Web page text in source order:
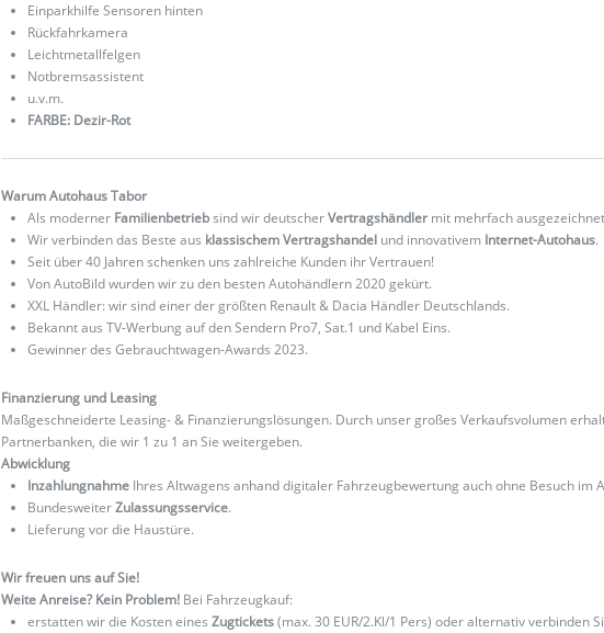
Einparkhilfe Sensoren hinten
Rückfahrkamera
Leichtmetallfelgen
Notbremsassistent
u.v.m.
FARBE: Dezir-Rot
Warum Autohaus Tabor
Als moderner Familienbetriebsind wir deutscherVertragshändler mit mehrfach
Wir verbinden das Beste aus klassischem Vertragshandel und innovativem Internet-Autohaus.
Seit über 40 Jahren schenken uns zahlreiche Kunden ihr Vertrauen!
Von AutoBild wurden wir zu den besten Autohändlern 2020 gekürt.
XXL Händler: wir sind einer der größten Renault & Dacia Händler Deutschlands.
Bekannt aus TV-Werbung auf den Sendern Pro7, Sat.1 und Kabel Eins.
Gewinner des Gebrauchtwagen-Awards 2023.
Finanzierung und Leasing
Maßgeschneiderte Leasing- & Finanzierungslösungen. Durch unser großes Verkaufsvolumen
Partnerbanken, die wir 1 zu 1 an Sie weitergeben.
Abwicklung
Inzahlungnahme Ihres Altwagens anhand digitaler Fahrzeugbewertung auch ohne Besuch im
BundesweiterZulassungsservice.
Lieferung vor die Haustüre.
Wir freuen uns auf Sie!
Weite Anreise? Kein Problem! Bei Fahrzeugkauf:
erstatten wir die Kosten einesZugtickets(max. 30 EUR/2.Kl/1 Pers) oder alternativ verbinden